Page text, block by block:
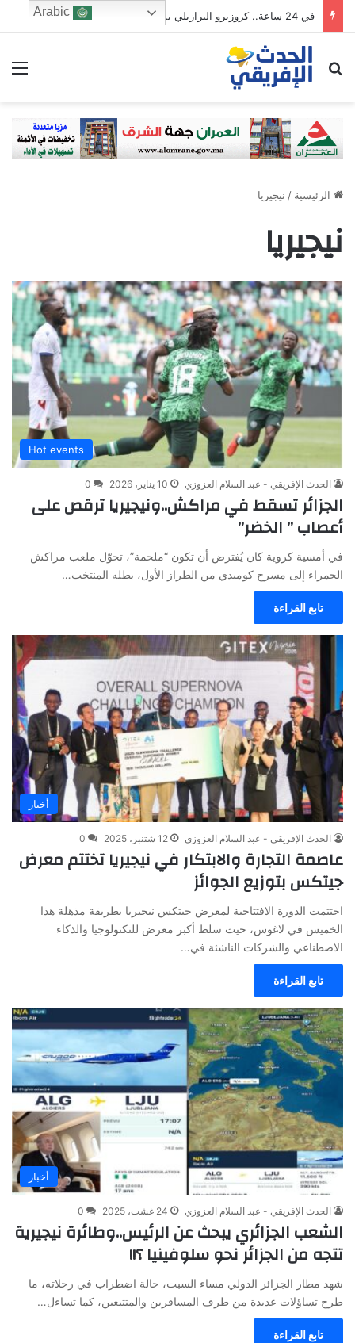
في 24 ساعة.. كروزيرو البرازيلي يستعير 3 لاعبين من الدوري السعودي في صفقة غير مسبوقة
ابحث عن
الرئيسية / نيجيريا
نيجيريا
Hot events
الحدث الإفريقي - عبد السلام العزوزي 10 يناير، 2026 0
الجزائر تسقط في مراكش..ونيجيريا ترقص على
أعصاب ” الخضر”
في أمسية كروية كان يُفترض أن تكون “ملحمة”، تحوّل ملعب مراكش
الحمراء إلى مسرح كوميدي من الطراز الأول، بطله المنتخب…
تابع القراءة
أخبار
الحدث الإفريقي - عبد السلام العزوزي 12 شتنبر، 2025 0
عاصمة التجارة والابتكار في نيجيريا تختتم معرض
جيتكس بتوزيع الجوائز
اختتمت الدورة الافتتاحية لمعرض جيتكس نيجيريا بطريقة مذهلة هذا
الخميس في لاغوس، حيث سلط أكبر معرض للتكنولوجيا والذكاء
الاصطناعي والشركات الناشئة في…
تابع القراءة
أخبار
الحدث الإفريقي - عبد السلام العزوزي 24 غشت، 2025 0
الشعب الجزائري يبحث عن الرئيس..وطائرة نيجيرية
تتجه من الجزائر نحو سلوفينيا ؟!!
شهد مطار الجزائر الدولي مساء السبت، حالة اضطراب في رحلاته، ما
طرح تساؤلات عديدة من طرف المسافرين والمتتبعين، كما تساءل…
تابع القراءة
Arabic